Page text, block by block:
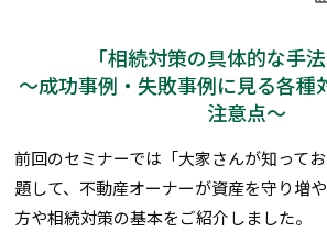
「相続対策の具体的な手法
～成功事例・失敗事例に見る各種
注意点～
前回のセミナーでは「大家さんが知って
題して、不動産オーナーが資産を守り増
方や相続対策の基本をご紹介しました。